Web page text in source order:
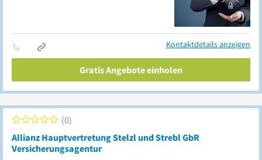
Kontaktdetails anzeigen
Gratis Angebote einholen
Allianz Hauptvertretung Stelzl und Strebl GbR
Versicherungsagentur
0